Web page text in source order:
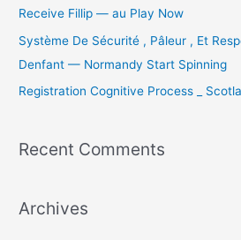
:Receive Fillip — au Play Now
Système De Sécurité , Pâleur , Et
Denfant — Normandy Start Spinning
Registration Cognitive Process _
Recent Comments
Archives